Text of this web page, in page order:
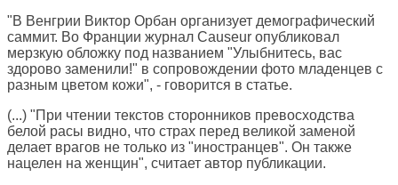
"В Венгрии Виктор Орбан организует демографический
саммит. Во Франции журнал Causeur опубликовал
мерзкую обложку под названием "Улыбнитесь, вас
здорово заменили!" в сопровождении фото младенцев с
разным цветом кожи", - говорится в статье.
(...) "При чтении текстов сторонников превосходства
белой расы видно, что страх перед великой заменой
делает врагов не только из "иностранцев". Он также
нацелен на женщин", считает автор публикации.